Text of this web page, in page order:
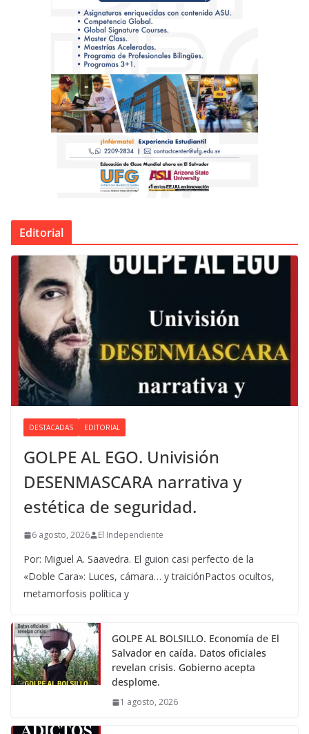
Editorial
DESTACADAS EDITORIAL
GOLPE AL EGO. Univisión
DESENMASCARA narrativa y
estética de seguridad.
6 agosto, 2026 El Independiente
Por: Miguel A. Saavedra. El guion casi perfecto de la
«Doble Cara»: Luces, cámara… y traiciónPactos ocultos,
metamorfosis política y
GOLPE AL BOLSILLO. Economía de El
Salvador en caída. Datos oficiales
revelan crisis. Gobierno acepta
desplome.
1 agosto, 2026